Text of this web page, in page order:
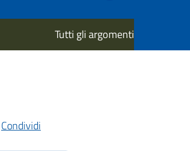
Tutti gli argomenti
Condividi